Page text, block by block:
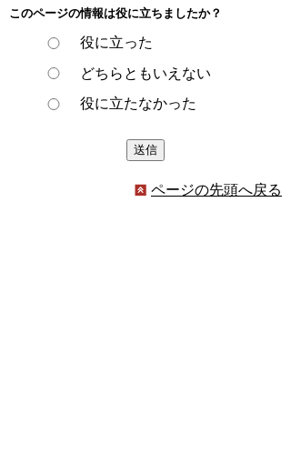
このページの情報は役に立ちましたか？
役に立った
どちらともいえない
役に立たなかった
ページの先頭へ戻る